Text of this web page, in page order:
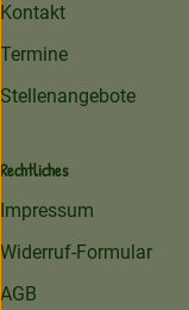
Kontakt
Termine
Stellenangebote
Rechtliches
Impressum
Widerruf-Formular
AGB